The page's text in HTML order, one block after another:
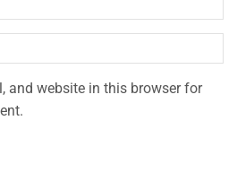
and website in this browser for